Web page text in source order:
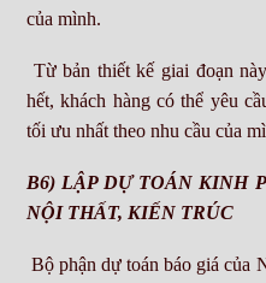
của mình.
Từ bản thiết kế giai đoạn
hết, khách hàng có thể yêu
tối ưu nhất theo nhu cầu của
B6) LẬP DỰ TOÁN KINH
NỘI THẤT, KIẾN TRÚC
Bộ phận dự toán báo giá của